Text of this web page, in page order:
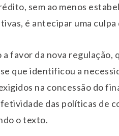
sem ao menos
é antecipar uma culpa
a favor da nova
que identificou a
na concessão do
das políticas de
o texto.